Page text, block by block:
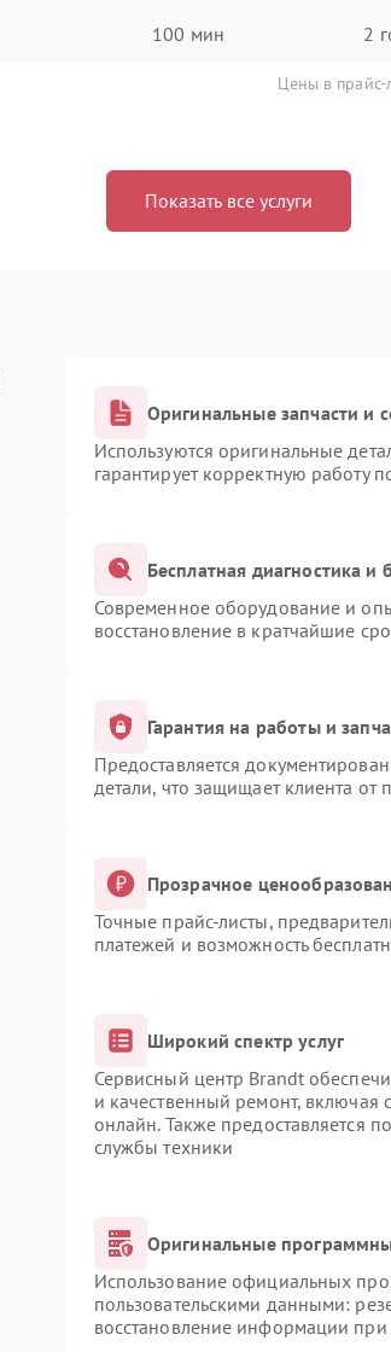
100 мин 2
Цены в прайс-
Показать все услуги
Оригинальные запчасти и
Используются оригинальные
гарантирует корректную работу
Бесплатная диагностика
Современное оборудование и
восстановление в кратчайшие
Гарантия на работы и
Предоставляется
детали, что защищает клиента от
Прозрачное
Точные прайс-листы,
платежей и возможность
Широкий спектр услуг
Сервисный центр Brandt
и качественный ремонт, включая
онлайн. Также предоставляется
службы техники
Оригинальные
Использование официальных
пользовательскими данными:
восстановление информации